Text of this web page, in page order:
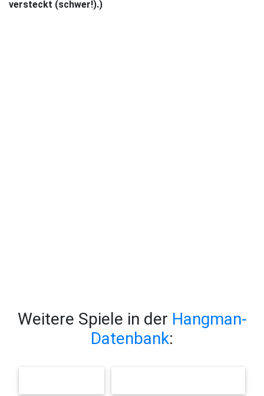
versteckt (schwer!).)
Weitere Spiele in der Hangman-
Datenbank: